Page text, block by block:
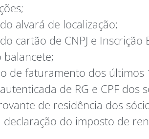
alvará de localização;
cartão de CNPJ e Inscrição
balancete;
de faturamento dos últimos
de RG e CPF dos
de residência dos
declaração do imposto de